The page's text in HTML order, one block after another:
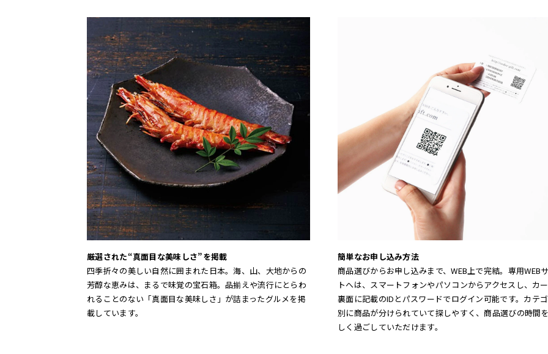
厳選された“真面目な美味しさ”を掲載
四季折々の美しい自然に囲まれた日本。海、山、大地からの
芳醇な恵みは、まるで味覚の宝石箱。品揃えや流行にとらわ
れることのない「真面目な美味しさ」が詰まったグルメを掲
載しています。
簡単なお申し込み方法
商品選びからお申し込みまで、WEB上で完結。専用WEB
トへは、スマートフォンやパソコンからアクセスし、カ
裏面に記載のIDとパスワードでログイン可能です。カテ
別に商品が分けられていて探しやすく、商品選びの時間
しく過ごしていただけます。